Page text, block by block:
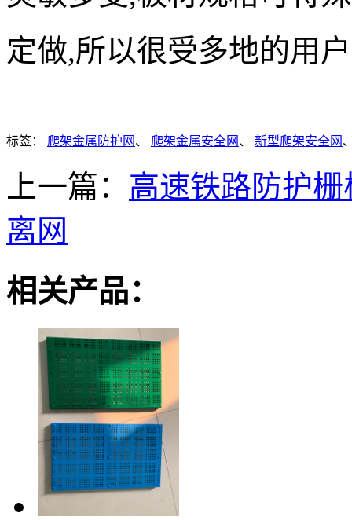
定做,所以很受多地的用
标签： 爬架金属防护网 、 爬架金属安全网 、 新型爬架安全网
上一篇： 高速铁路防护
离网
相关产品：